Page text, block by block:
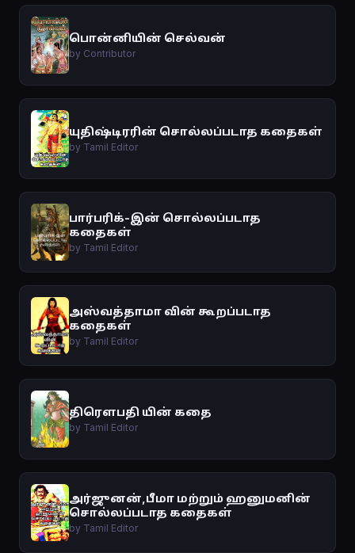
பொன்னியின் செல்வன்
by Contributor
யுதிஷ்டிரரின் சொல்லப்படாத கதைகள்
by Tamil Editor
பார்பரிக்-இன் சொல்லப்படாத
கதைகள்
by Tamil Editor
அஸ்வத்தாமா வின் கூறப்படாத
கதைகள்
by Tamil Editor
திரௌபதி யின் கதை
by Tamil Editor
அர்ஜுனன்,பீமா மற்றும் ஹனுமனின்
சொல்லப்படாத கதைகள்
by Tamil Editor